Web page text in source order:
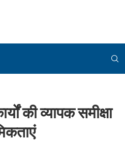
की व्यापक समीक्षा